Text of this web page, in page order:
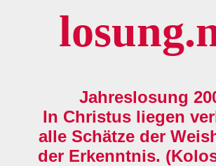
Jahreslosung
In Christus liegen
alle Schätze der
der Erkenntnis.